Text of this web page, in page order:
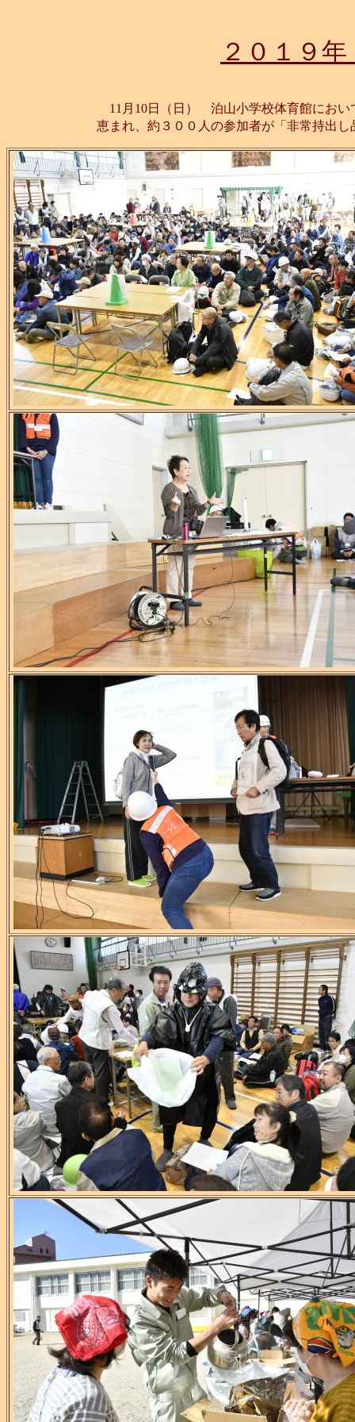
２０１９
11月10日（日） 泊山小学校体育館におい
恵まれ、約３００人の参加者が「非常持出